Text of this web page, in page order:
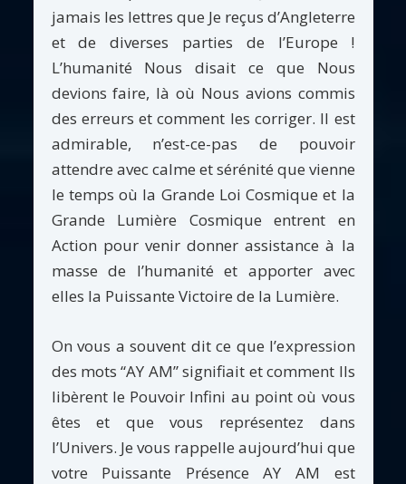
jamais les lettres que Je reçus d’Angleterre
et de diverses parties de l’Europe !
L’humanité Nous disait ce que Nous
devions faire, là où Nous avions commis
des erreurs et comment les corriger. Il est
admirable, n’est-ce-pas de pouvoir
attendre avec calme et sérénité que vienne
le temps où la Grande Loi Cosmique et la
Grande Lumière Cosmique entrent en
Action pour venir donner assistance à la
masse de l’humanité et apporter avec
elles la Puissante Victoire de la Lumière.
On vous a souvent dit ce que l’expression
des mots “AY AM” signifiait et comment Ils
libèrent le Pouvoir Infini au point où vous
êtes et que vous représentez dans
l’Univers. Je vous rappelle aujourd’hui que
votre Puissante Présence AY AM est